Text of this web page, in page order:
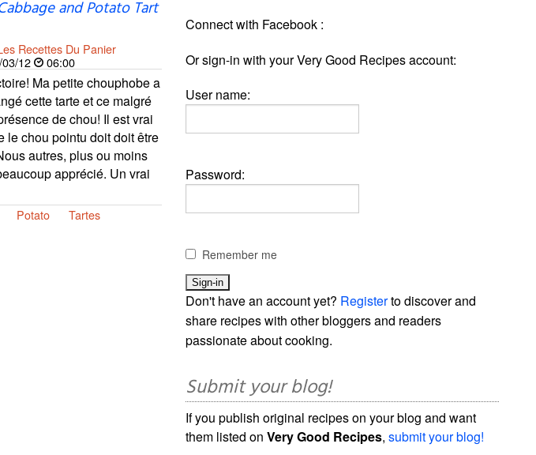
and Potato Tart
Recettes Du Panier
12
06:00
Ma petite chouphobe a
cette tarte et ce malgré
de chou! Il est vrai
le chou pointu doit doit être
autres, plus ou moins
apprécié. Un vrai
Potato
Tartes
Connect with Facebook :
Or sign-in with your Very Good Recipes account:
User name:
Password:
Remember me
Don't have an account yet? Registerto discover and
share recipes with other bloggers and readers
passionate about cooking.
Submit your blog!
If you publish original recipes on your blog and want
them listed onVery Good Recipes,submit your blog!